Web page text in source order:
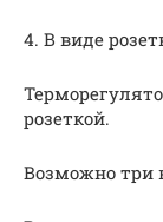
4. В виде
розеткой.
Возможно три